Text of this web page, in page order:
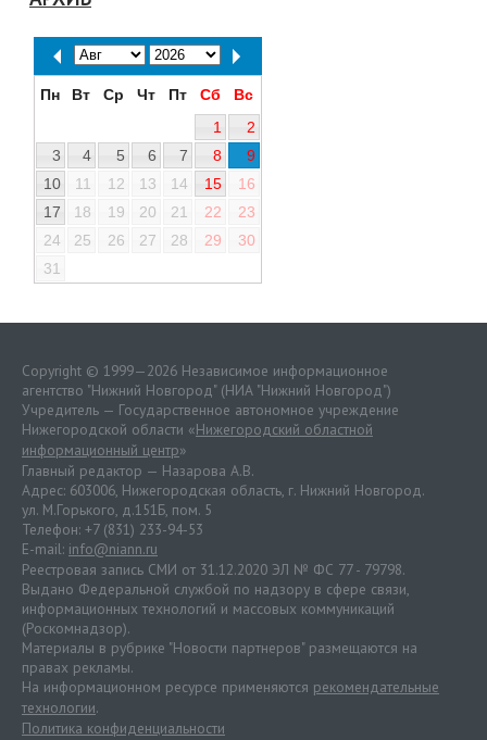
Пн Вт Ср Чт Пт Сб
Вс
1
2
3
4 5 6 7 8
9
10
11 12 13 14 15
16
17
18 19 20 21 22
23
24
25 26 27 28 29
30
31
Copyright © 1999—2026 Независимое информационное
агентство "Нижний Новгород" (НИА "Нижний Новгород")
Учредитель — Государственное автономное учреждение
Нижегородской области «Нижегородский областной
информационный центр»
Главный редактор — Назарова А.В.
Адрес: 603006, Нижегородская область, г. Нижний Новгород.
ул. М.Горького, д.151Б, пом. 5
Телефон: +7 (831) 233-94-53
E-mail: info@niann.ru
Реестровая запись СМИ от 31.12.2020 ЭЛ № ФС 77 - 79798.
Выдано Федеральной службой по надзору в сфере связи,
информационных технологий и массовых коммуникаций
(Роскомнадзор).
Материалы в рубрике "Новости партнеров" размещаются на
правах рекламы.
На информационном ресурсе применяются рекомендательные
технологии.
Политика конфиденциальности